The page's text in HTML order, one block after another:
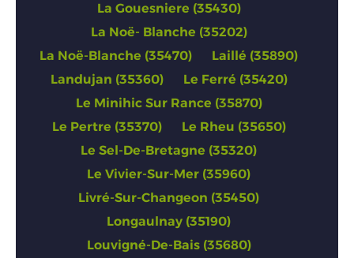
La Gouesniere (35430)
La Noë- Blanche (35202)
La Noë-Blanche (35470)
Laillé (35890)
Landujan (35360)
Le Ferré (35420)
Le Minihic Sur Rance (35870)
Le Pertre (35370)
Le Rheu (35650)
Le Sel-De-Bretagne (35320)
Le Vivier-Sur-Mer (35960)
Livré-Sur-Changeon (35450)
Longaulnay (35190)
Louvigné-De-Bais (35680)